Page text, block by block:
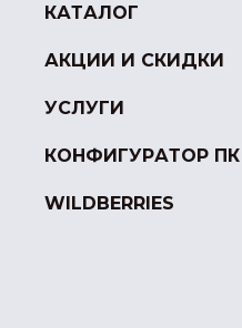
КАТАЛОГ
АКЦИИ И СКИДКИ
УСЛУГИ
КОНФИГУРАТОР ПК
WILDBERRIES